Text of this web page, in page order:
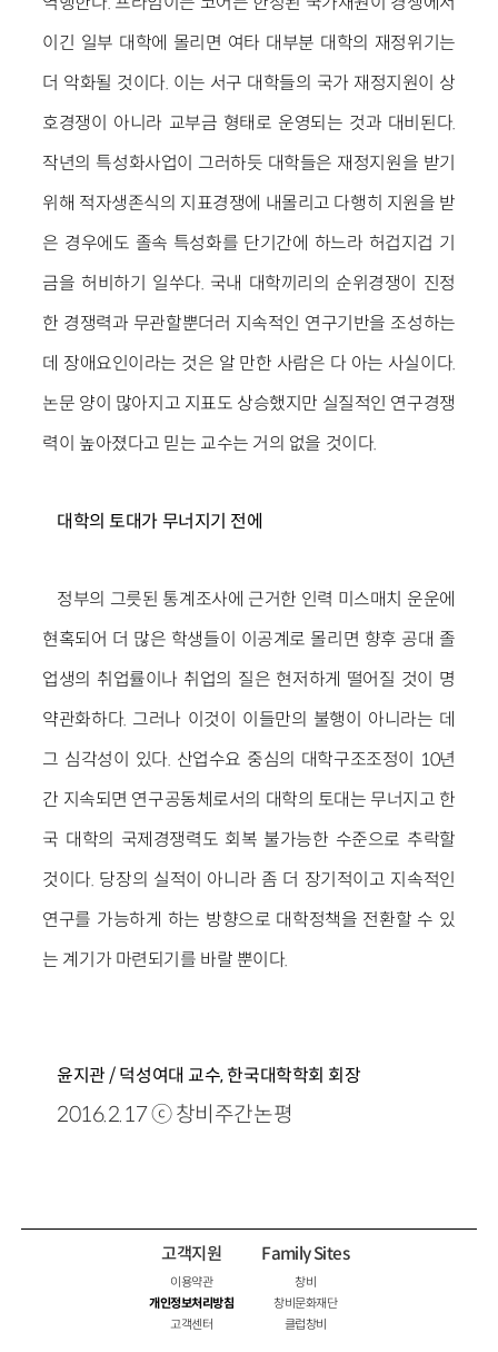
이긴 일부 대학에 몰리면 여타 대부분 대학의 재정위기는
더 악화될 것이다. 이는 서구 대학들의 국가 재정지원이 상
호경쟁이 아니라 교부금 형태로 운영되는 것과 대비된다.
작년의 특성화사업이 그러하듯 대학들은 재정지원을 받기
위해 적자생존식의 지표경쟁에 내몰리고 다행히 지원을 받
은 경우에도 졸속 특성화를 단기간에 하느라 허겁지겁 기
금을 허비하기 일쑤다. 국내 대학끼리의 순위경쟁이 진정
한 경쟁력과 무관할뿐더러 지속적인 연구기반을 조성하는
데 장애요인이라는 것은 알 만한 사람은 다 아는 사실이다.
논문 양이 많아지고 지표도 상승했지만 실질적인 연구경쟁
력이 높아졌다고 믿는 교수는 거의 없을 것이다.
대학의 토대가 무너지기 전에
정부의 그릇된 통계조사에 근거한 인력 미스매치 운운에
현혹되어 더 많은 학생들이 이공계로 몰리면 향후 공대 졸
업생의 취업률이나 취업의 질은 현저하게 떨어질 것이 명
약관화하다. 그러나 이것이 이들만의 불행이 아니라는 데
그 심각성이 있다. 산업수요 중심의 대학구조조정이 10년
간 지속되면 연구공동체로서의 대학의 토대는 무너지고 한
국 대학의 국제경쟁력도 회복 불가능한 수준으로 추락할
것이다. 당장의 실적이 아니라 좀 더 장기적이고 지속적인
연구를 가능하게 하는 방향으로 대학정책을 전환할 수 있
는 계기가 마련되기를 바랄 뿐이다.
윤지관 / 덕성여대 교수, 한국대학학회 회장
2016.2.17 ⓒ 창비주간논평
고객지원
이용약관
개인정보처리방침
고객센터
Family Sites
창비
창비문화재단
클럽창비